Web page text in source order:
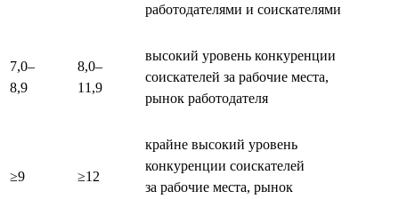
работодателями и соискателями
7,0–
8,9
8,0–
11,9
высокий уровень конкуренции
соискателей за рабочие места,
рынок работодателя
≥9 ≥12
крайне высокий уровень
конкуренции соискателей
за рабочие места, рынок